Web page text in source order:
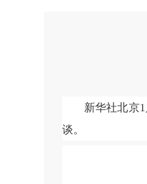
新华社北京1月
谈。